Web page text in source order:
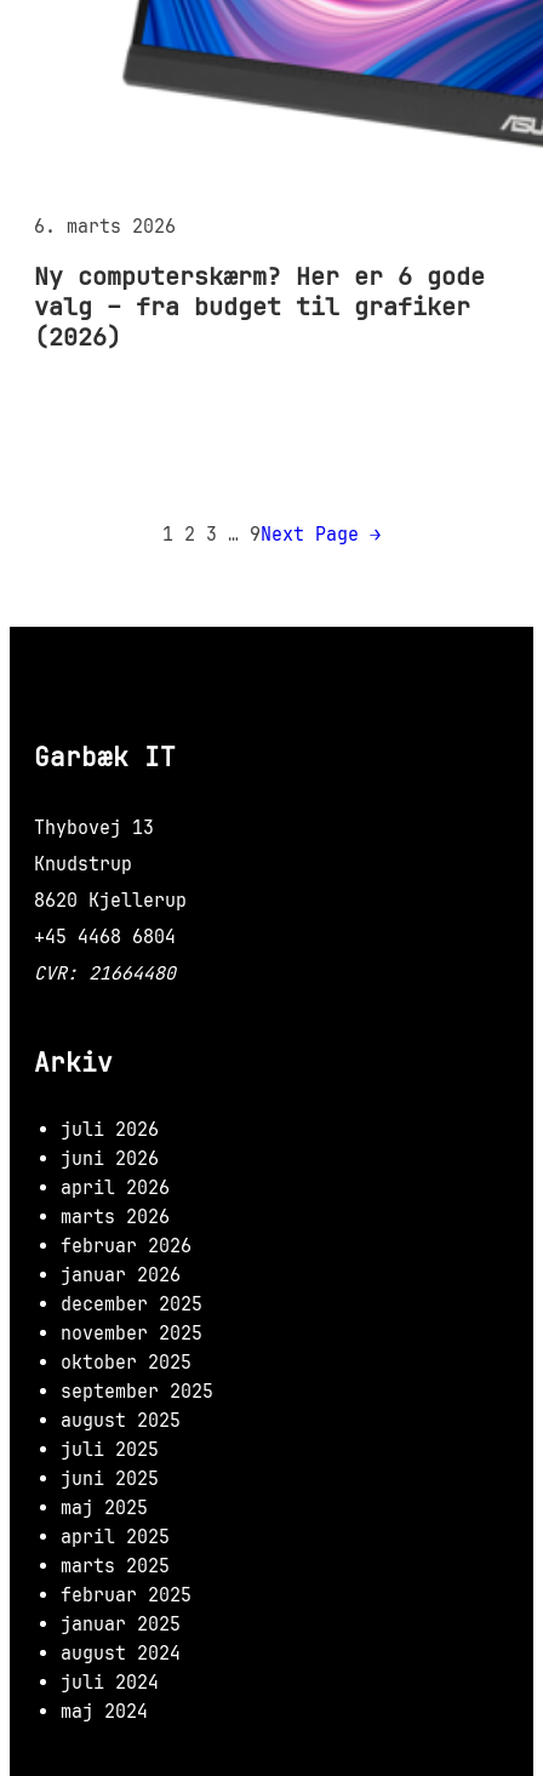
6. marts 2026
Ny computerskærm? Her er 6 gode
valg – fra budget til grafiker
(2026)
1 2 3 … 9Next Page →
Garbæk IT
Thybovej 13
Knudstrup
8620 Kjellerup
+45 4468 6804
CVR: 21664480
Arkiv
juli 2026
juni 2026
april 2026
marts 2026
februar 2026
januar 2026
december 2025
november 2025
oktober 2025
september 2025
august 2025
juli 2025
juni 2025
maj 2025
april 2025
marts 2025
februar 2025
januar 2025
august 2024
juli 2024
maj 2024